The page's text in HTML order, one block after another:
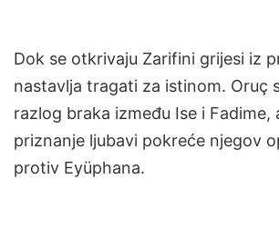
Dok se otkrivaju Zarifini grijesi iz
nastavlja tragati za istinom. Oruç
razlog braka između Ise i Fadime,
priznanje ljubavi pokreće njegov
protiv Eyüphana.